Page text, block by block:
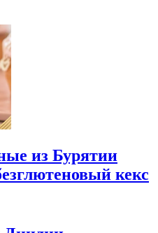
из Бурятии
кекс